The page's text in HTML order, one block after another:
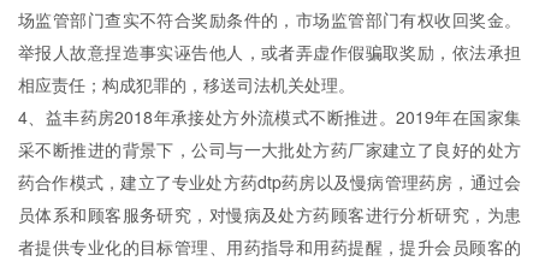
场监管部门查实不符合奖励条件的，市场监管部门有权收回奖金。
举报人故意捏造事实诬告他人，或者弄虚作假骗取奖励，依法承担
相应责任；构成犯罪的，移送司法机关处理。
4、益丰药房2018年承接处方外流模式不断推进。2019年在国家集
采不断推进的背景下，公司与一大批处方药厂家建立了良好的处方
药合作模式，建立了专业处方药dtp药房以及慢病管理药房，通过会
员体系和顾客服务研究，对慢病及处方药顾客进行分析研究，为患
者提供专业化的目标管理、用药指导和用药提醒，提升会员顾客的